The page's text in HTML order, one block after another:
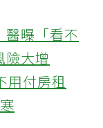
曝「看不
險大增
用付房租